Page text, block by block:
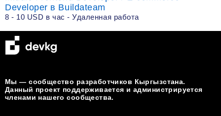
Developer в Buildateam
8 - 10 USD в час - Удаленная работа
Мы — сообщество разработчиков Кыргызстана.
Данный проект поддерживается и администрируется
членами нашего сообщества.